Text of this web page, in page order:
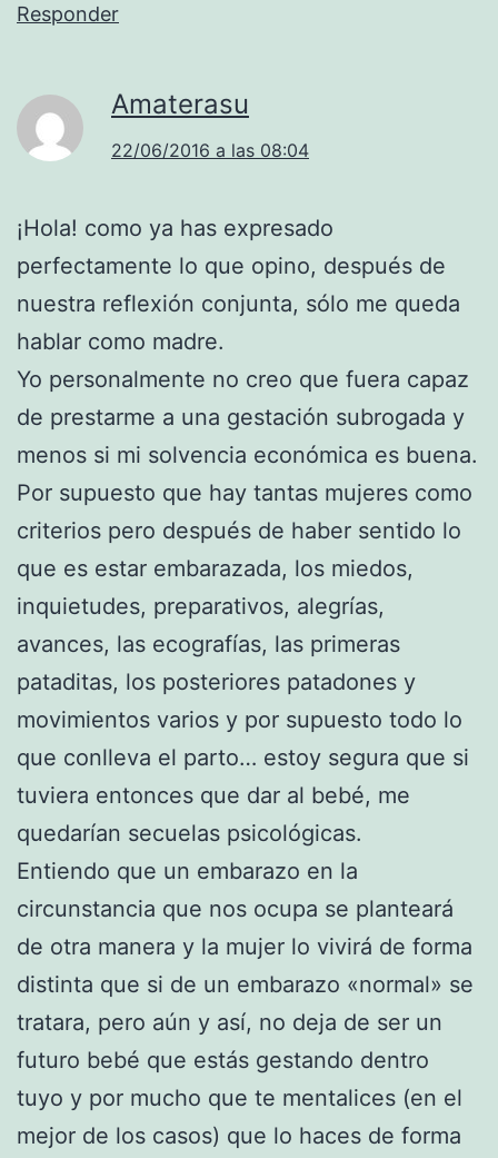
Responder
Amaterasu
22/06/2016 a las 08:04
¡Hola! como ya has expresado
perfectamente lo que opino, después de
nuestra reflexión conjunta, sólo me queda
hablar como madre.
Yo personalmente no creo que fuera capaz
de prestarme a una gestación subrogada y
menos si mi solvencia económica es buena.
Por supuesto que hay tantas mujeres como
criterios pero después de haber sentido lo
que es estar embarazada, los miedos,
inquietudes, preparativos, alegrías,
avances, las ecografías, las primeras
pataditas, los posteriores patadones y
movimientos varios y por supuesto todo lo
que conlleva el parto… estoy segura que si
tuviera entonces que dar al bebé, me
quedarían secuelas psicológicas.
Entiendo que un embarazo en la
circunstancia que nos ocupa se planteará
de otra manera y la mujer lo vivirá de forma
distinta que si de un embarazo «normal» se
tratara, pero aún y así, no deja de ser un
futuro bebé que estás gestando dentro
tuyo y por mucho que te mentalices (en el
mejor de los casos) que lo haces de forma